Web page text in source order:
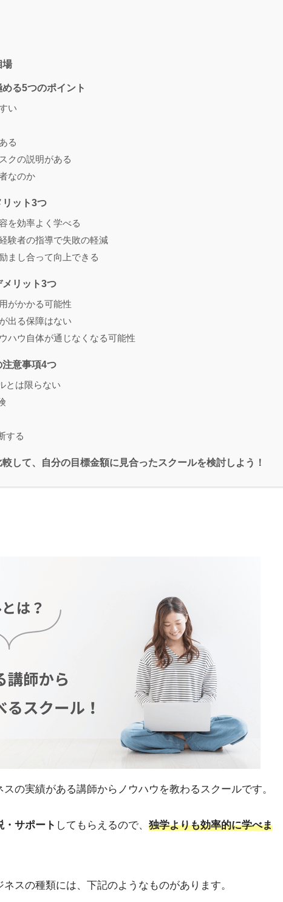
場
る5つのポイント
い
る
クの説明がある
なのか
ット3つ
を効率よく学べる
験者の指導で失敗の軽減
まし合って向上できる
リット3つ
がかかる可能性
出る保障はない
ハウ自体が通じなくなる可能性
意事項4つ
とは限らない
する
して、自分の目標金額に見合ったスクールを検討しよう！
の実績がある講師からノウハウを教わるスクールです。
サポート してもらえるので、 独学よりも効率的に学べま
スの種類には、下記のようなものがあります。